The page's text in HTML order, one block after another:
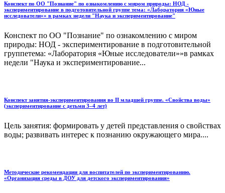
Конспект по ОО "Познание" по ознакомлению с миром природы: НОД -
экспериментирование в подготовительной группе тема: «Лаборатория «Юные
исследователи»» в рамках недели "Наука и экспериментирование"
Конспект по ОО "Познание" по ознакомлению с миром
природы: НОД - экспериментирование в подготовительной
группетема: «Лаборатория «Юные исследователи»»в рамках
недели "Наука и экспериментирование...
Конспект занятия-экспериментирования во II младшей группе. «Свойства воды»
(экспериментирование с детьми 3–4 лет)
Цель занятия: формировать у детей представления о свойствах
воды; развивать интерес к познанию окружающего мира....
Методические рекомендации для воспитателей по экспериментированию.
«Организация среды в ДОУ для детского экспериментирования»